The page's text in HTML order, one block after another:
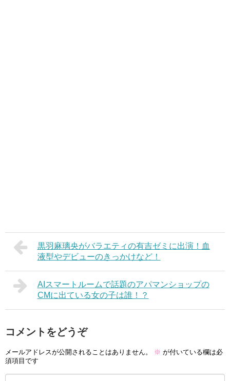
黒羽麻璃央がバラエティの有吉ゼミに出演！血
液型やデビューのきっかけなど！
AIスマートルームで話題のアパマンショップの
CMに出ている女の子は誰！？
コメントをどうぞ
メールアドレスが公開されることはありません。 ※ が付いている欄は必
須項目です